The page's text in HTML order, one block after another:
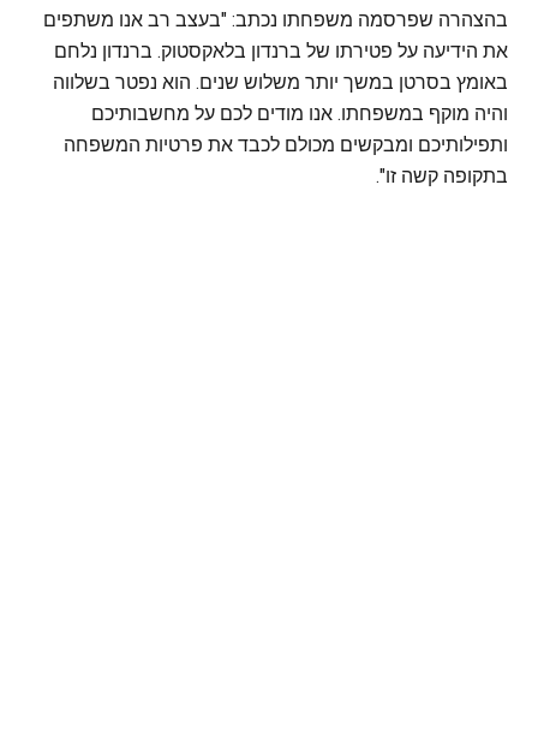
בהצהרה שפרסמה משפחתו נכתב: "בעצב רב אנו משתפים
את הידיעה על פטירתו של ברנדון בלאקסטוק. ברנדון נלחם
באומץ בסרטן במשך יותר משלוש שנים. הוא נפטר בשלווה
והיה מוקף במשפחתו. אנו מודים לכם על מחשבותיכם
ותפילותיכם ומבקשים מכולם לכבד את פרטיות המשפחה
בתקופה קשה זו".